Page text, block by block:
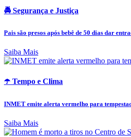
🚔 Segurança e Justiça
Pais são presos após bebê de 50 dias dar
Saiba Mais
☂️ Tempo e Clima
INMET emite alerta vermelho para
Saiba Mais